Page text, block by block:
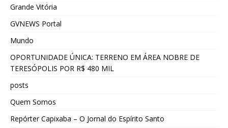
Grande Vitória
GVNEWS Portal
Mundo
OPORTUNIDADE ÚNICA: TERRENO EM ÁREA NOBRE DE
TERESÓPOLIS POR R$ 480 MIL
posts
Quem Somos
Repórter Capixaba – O Jornal do Espírito Santo